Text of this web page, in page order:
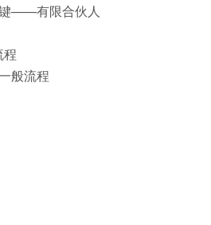
——有限合伙人
程
般流程